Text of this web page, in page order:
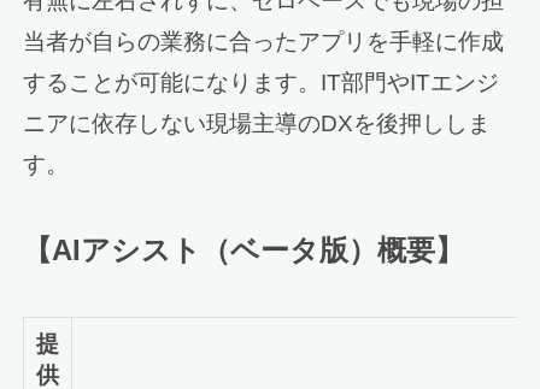
当者が自らの業務に合ったアプリを手軽に作成
することが可能になります。IT部門やITエンジ
ニアに依存しない現場主導のDXを後押ししま
す。
【AIアシスト（ベータ版）概要】
提
供